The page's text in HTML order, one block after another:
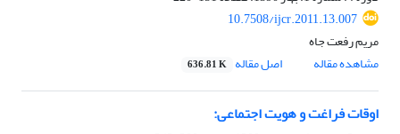
10.7508/ijcr.2011.13.007
مریم رفعت جاه
مشاهده مقاله
اصل مقاله 636.81 K
اوقات فراغت و هویت اجتماعی: